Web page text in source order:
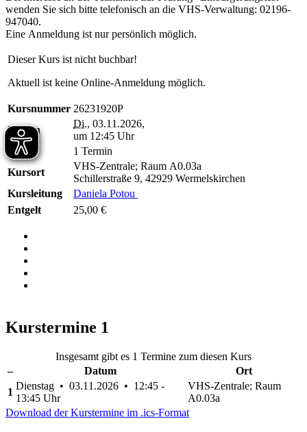
wenden Sie sich bitte telefonisch an die VHS-Verwaltung: 02196-
947040.
Eine Anmeldung ist nur persönlich möglich.
Dieser Kurs ist nicht buchbar!
Aktuell ist keine Online-Anmeldung möglich.
Kursnummer 26231920P
Beginn
Di., 03.11.2026,
um 12:45 Uhr
Dauer
1 Termin
Kursort
VHS-Zentrale; Raum A0.03a
Schillerstraße 9, 42929 Wermelskirchen
Kursleitung
Daniela Potou
Entgelt
25,00 €
Kurstermine 1
Insgesamt gibt es 1 Termine zum diesen Kurs
–
Datum
Ort
1
Dienstag • 03.11.2026 • 12:45 -
13:45 Uhr
VHS-Zentrale; Raum
A0.03a
Download der Kurstermine im .ics-Format